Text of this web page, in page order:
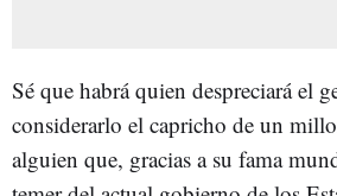
Sé que habrá quien despreciará el
considerarlo el capricho de un
alguien que, gracias a su fama